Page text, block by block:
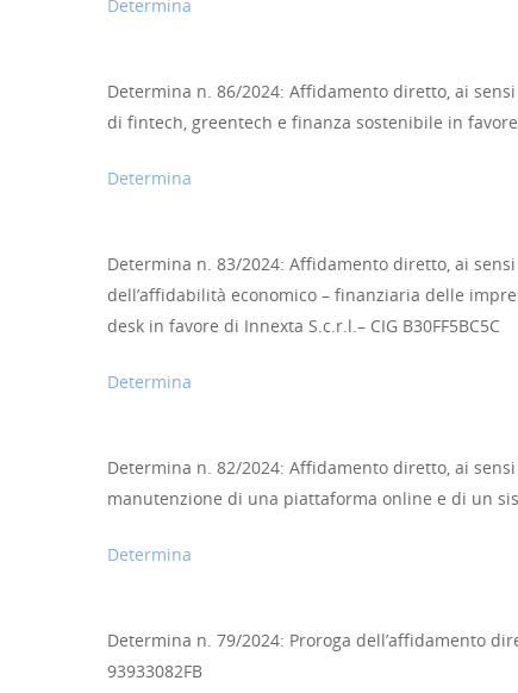
Determina
Determina n. 86/2024: Affidamento diretto, ai
di fintech, greentech e finanza sostenibile in favore
Determina
Determina n. 83/2024: Affidamento diretto, ai
dell’affidabilità economico – finanziaria delle
desk in favore di Innexta S.c.r.l.– CIG B30FF5BC5C
Determina
Determina n. 82/2024: Affidamento diretto, ai
manutenzione di una piattaforma online e di un
Determina
Determina n. 79/2024: Proroga dell’affidamento
93933082FB